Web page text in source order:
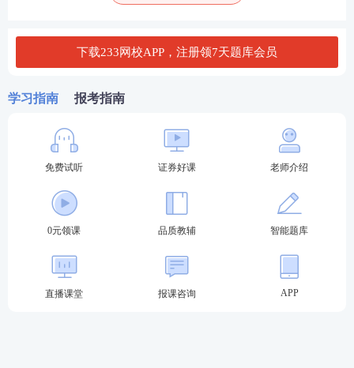
2、取得国务院教育行政部门认可的大专及以上学历；
3、或具有高中或相当于高中文化程度，且具有三十六
4、或证券公司、证券投资咨询公司等证券行业机构已
开具录用通知的大学本(专)科应届毕业生等人员;
5、具有完全民事行为能力。
一般业务水平评价测试达到基本要求且在有效期内
，或符合《
证券公司董事、监事、高级管理人员及
下载233网校APP，注册领7天题库会员
学习指南 报考指南
免费试听 证券好课 老师介绍
0元领课 品质教辅 智能题库
直播课堂 报课咨询 APP